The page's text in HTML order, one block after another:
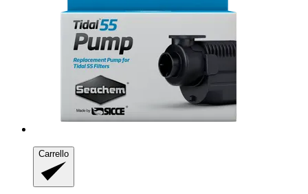
Carrello